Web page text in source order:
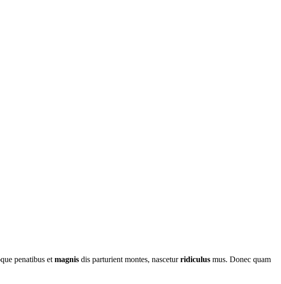
penatibus et magnis dis parturient montes, nasceturridiculus mus. Donec quam